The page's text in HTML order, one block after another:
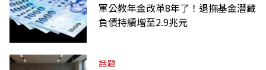
軍公教年金改革8年了！退撫基金潛藏
負債持續增至2.9兆元
話題